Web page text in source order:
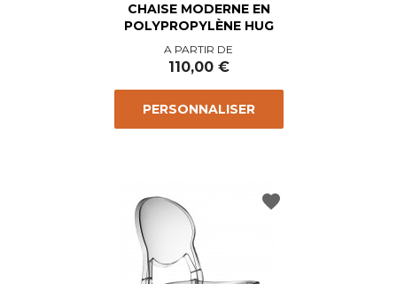
CHAISE MODERNE EN
POLYPROPYLÈNE HUG
Prix
A PARTIR DE
110,00 €
PERSONNALISER
favorite